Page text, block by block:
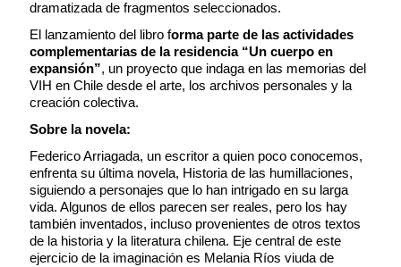
dramatizada de fragmentos seleccionados.
El lanzamiento del libro forma parte de las actividades
complementarias de la residencia “Un cuerpo en
expansión”, un proyecto que indaga en las memorias del
VIH en Chile desde el arte, los archivos personales y la
creación colectiva.
Sobre la novela:
Federico Arriagada, un escritor a quien poco conocemos,
enfrenta su última novela, Historia de las humillaciones,
siguiendo a personajes que lo han intrigado en su larga
vida. Algunos de ellos parecen ser reales, pero los hay
también inventados, incluso provenientes de otros textos
de la historia y la literatura chilena. Eje central de este
ejercicio de la imaginación es Melania Ríos viuda de